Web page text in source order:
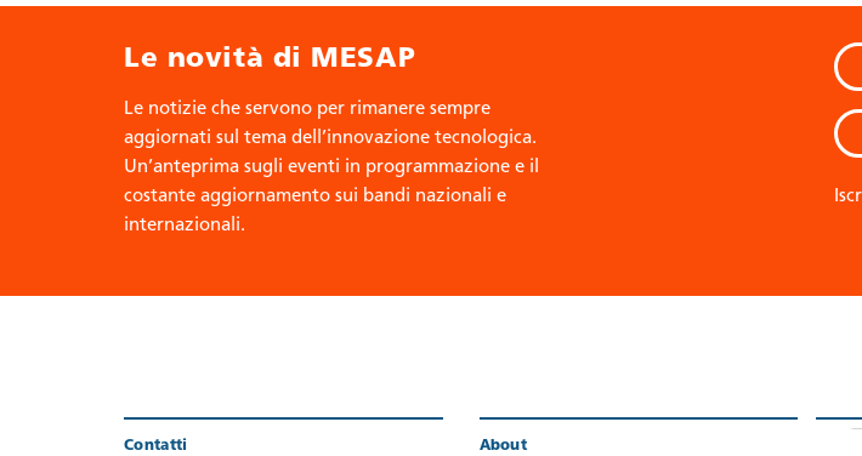
Le novità di MESAP
Le notizie che servono per rimanere sempre
aggiornati sul tema dell’innovazione tecnologica.
Un’anteprima sugli eventi in programmazione e il
costante aggiornamento sui bandi nazionali e
internazionali.
Contatti About